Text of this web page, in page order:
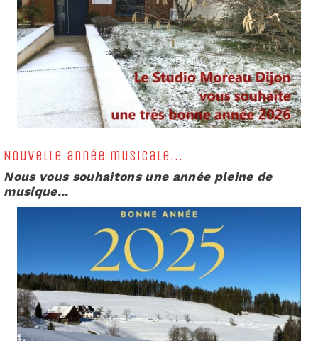
Nouvelle année musicale...
Nous vous souhaitons une année pleine de
musique...